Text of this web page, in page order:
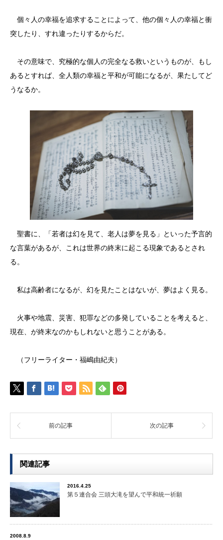
個々人の幸福を追求することによって、他の個々人の幸福と衝
突したり、すれ違ったりするからだ。
その意味で、究極的な個人の完全なる救いというものが、もし
あるとすれば、全人類の幸福と平和が可能になるが、果たしてど
うなるか。
聖書に、「若者は幻を見て、老人は夢を見る」といった予言的
な言葉があるが、これは世界の終末に起こる現象であるとされ
る。
私は高齢者になるが、幻を見たことはないが、夢はよく見る。
火事や地震、災害、犯罪などの多発していることを考えると、
現在、が終末なのかもしれないと思うことがある。
（フリーライター・福嶋由紀夫）
前の記事 次の記事
関連記事
2016.4.25
第５連合会 三頭大滝を望んで平和統一祈願
2008.8.9